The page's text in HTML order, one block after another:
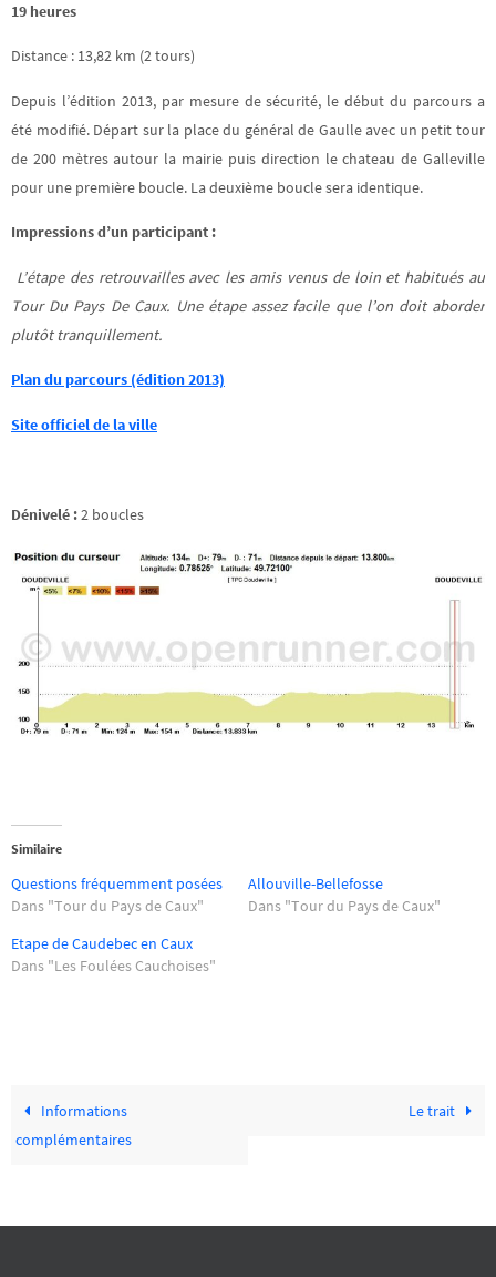
19 heures
Distance : 13,82 km (2 tours)
Depuis l’édition 2013, par mesure de sécurité, le début du parcours a
été modifié. Départ sur la place du général de Gaulle avec un petit tour
de 200 mètres autour la mairie puis direction le chateau de Galleville
pour une première boucle. La deuxième boucle sera identique.
Impressions d’un participant :
L’étape des retrouvailles avec les amis venus de loin et habitués au
Tour Du Pays De Caux. Une étape assez facile que l’on doit aborder
plutôt tranquillement.
Plan du parcours (édition 2013)
Site officiel de la ville
Dénivelé :2 boucles
Similaire
Questions fréquemment posées
Dans "Tour du Pays de Caux"
Allouville-Bellefosse
Dans "Tour du Pays de Caux"
Etape de Caudebec en Caux
Dans "Les Foulées Cauchoises"
Informations
complémentaires
Le trait